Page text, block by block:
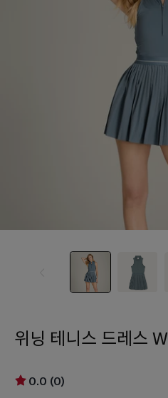
위닝 테니스 드레스 W
0.0 (0)